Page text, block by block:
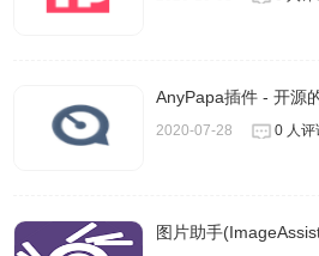
AnyPapa插件 - 开源
2020-07-28 0 人评
图片助手